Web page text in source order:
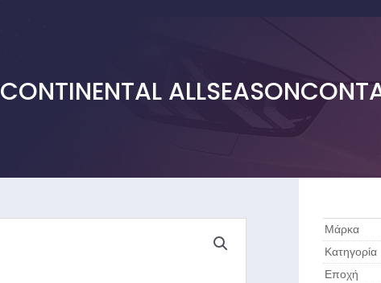
CONTINENTAL
Μάρκα
Κατηγορία
Εποχή